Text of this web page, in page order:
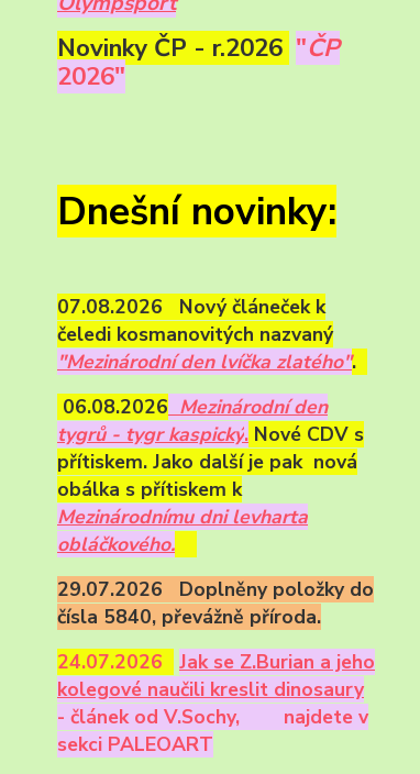
Novinky ČP - r.2026 "ČP
2026"
Dnešní novinky:
07.08.2026 Nový článeček k
čeledi kosmanovitých nazvaný
"Mezinárodní den lvíčka zlatého".
06.08.2026 Mezinárodní den
tygrů - tygr kaspický. Nové CDV s
přítiskem. Jako další je pak nová
obálka s přítiskem k
Mezinárodnímu dni levharta
obláčkového.
29.07.2026 Doplněny položky do
čísla 5840, převážně příroda.
24.07.2026
Jak se Z.Burian a jeho
kolegové naučili kreslit dinosaury
- článek od V.Sochy,
najdete v
sekci PALEOART